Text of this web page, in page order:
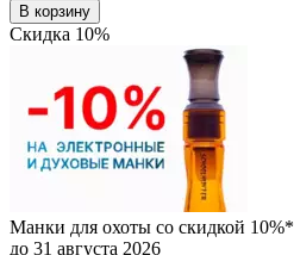
В корзину
Скидка 10%
Манки для охоты со скидкой 10%*
до 31 августа 2026